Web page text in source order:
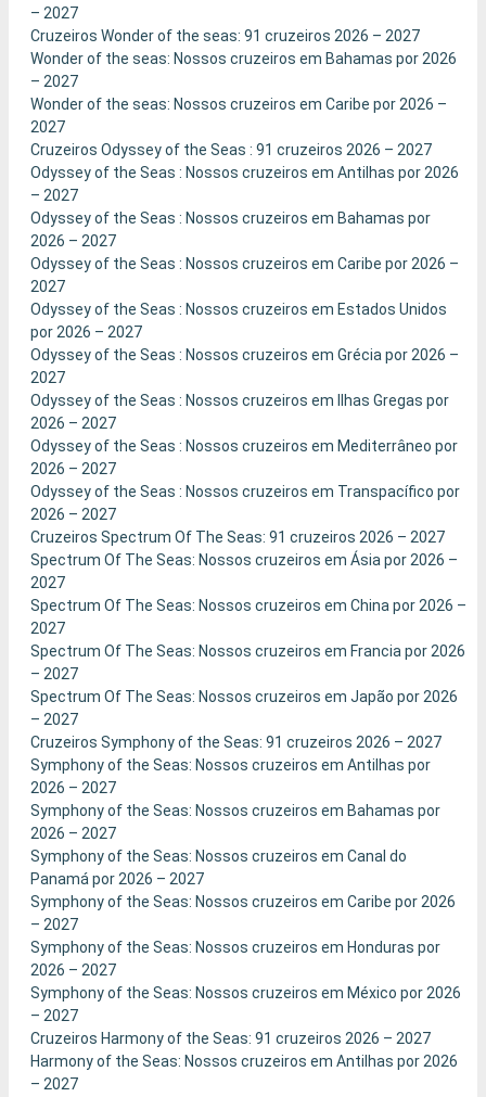
– 2027
Cruzeiros Wonder of the seas: 91 cruzeiros 2026 – 2027
Wonder of the seas: Nossos cruzeiros em Bahamas por 2026
– 2027
Wonder of the seas: Nossos cruzeiros em Caribe por 2026 –
2027
Cruzeiros Odyssey of the Seas : 91 cruzeiros 2026 – 2027
Odyssey of the Seas : Nossos cruzeiros em Antilhas por 2026
– 2027
Odyssey of the Seas : Nossos cruzeiros em Bahamas por
2026 – 2027
Odyssey of the Seas : Nossos cruzeiros em Caribe por 2026 –
2027
Odyssey of the Seas : Nossos cruzeiros em Estados Unidos
por 2026 – 2027
Odyssey of the Seas : Nossos cruzeiros em Grécia por 2026 –
2027
Odyssey of the Seas : Nossos cruzeiros em Ilhas Gregas por
2026 – 2027
Odyssey of the Seas : Nossos cruzeiros em Mediterrâneo por
2026 – 2027
Odyssey of the Seas : Nossos cruzeiros em Transpacífico por
2026 – 2027
Cruzeiros Spectrum Of The Seas: 91 cruzeiros 2026 – 2027
Spectrum Of The Seas: Nossos cruzeiros em Ásia por 2026 –
2027
Spectrum Of The Seas: Nossos cruzeiros em China por 2026 –
2027
Spectrum Of The Seas: Nossos cruzeiros em Francia por 2026
– 2027
Spectrum Of The Seas: Nossos cruzeiros em Japão por 2026
– 2027
Cruzeiros Symphony of the Seas: 91 cruzeiros 2026 – 2027
Symphony of the Seas: Nossos cruzeiros em Antilhas por
2026 – 2027
Symphony of the Seas: Nossos cruzeiros em Bahamas por
2026 – 2027
Symphony of the Seas: Nossos cruzeiros em Canal do
Panamá por 2026 – 2027
Symphony of the Seas: Nossos cruzeiros em Caribe por 2026
– 2027
Symphony of the Seas: Nossos cruzeiros em Honduras por
2026 – 2027
Symphony of the Seas: Nossos cruzeiros em México por 2026
– 2027
Cruzeiros Harmony of the Seas: 91 cruzeiros 2026 – 2027
Harmony of the Seas: Nossos cruzeiros em Antilhas por 2026
– 2027